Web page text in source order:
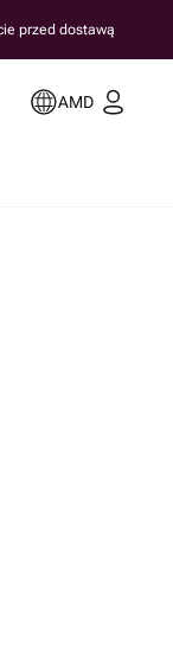
przed dostawą
AMD